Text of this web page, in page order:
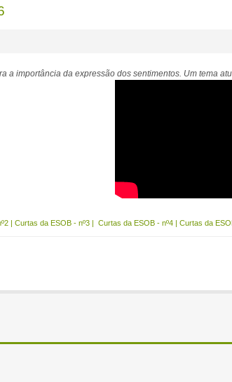
a importância da expressão dos sentimentos. Um tema
|Curtas da ESOB - nº3 |Curtas da ESOB - nº4 |Curtas da